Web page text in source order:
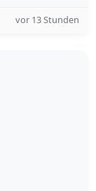
vor 13 Stunden